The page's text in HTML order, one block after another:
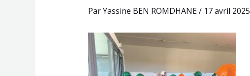
ParYassine BEN ROMDHANE/ 17 avril 2025